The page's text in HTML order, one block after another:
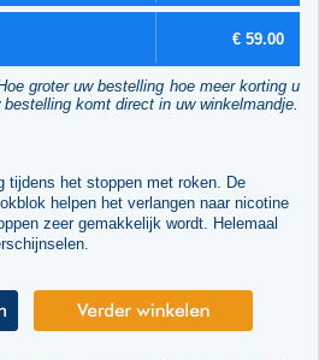
€ 59.00
groter uw bestelling hoe meer korting u
komt direct in uw winkelmandje.
tijdens het stoppen met roken. De
helpen het verlangen naar nicotine
zeer gemakkelijk wordt. Helemaal